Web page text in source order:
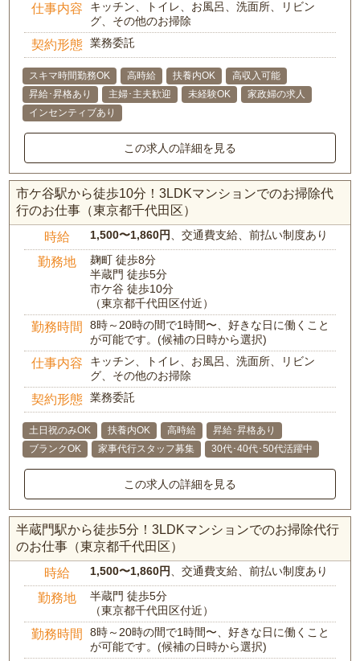
仕事内容
キッチン、トイレ、お風呂、洗面所、リビン
グ、その他のお掃除
契約形態 業務委託
スキマ時間勤務OK 高時給 扶養内OK
高収入可能
昇給･昇格あり
主婦･主夫歓迎 未経験OK
家政婦の求人
インセンティブあり
この求人の詳細を見る
市ケ谷駅から徒歩10分！3LDKマンションでのお掃除代
行のお仕事（東京都千代田区）
時給 1,500〜1,860円、交通費支給、前払い制度あり
勤務地
麹町 徒歩8分
半蔵門 徒歩5分
市ケ谷 徒歩10分
（東京都千代田区付近）
勤務時間
8時～20時の間で1時間〜、好きな日に働くこと
が可能です。(候補の日時から選択)
仕事内容
キッチン、トイレ、お風呂、洗面所、リビン
グ、その他のお掃除
契約形態 業務委託
土日祝のみOK 扶養内OK 高時給
昇給･昇格あり
ブランクOK
家事代行スタッフ募集 30代･40代･50代活躍中
この求人の詳細を見る
半蔵門駅から徒歩5分！3LDKマンションでのお掃除代行
のお仕事（東京都千代田区）
時給 1,500〜1,860円、交通費支給、前払い制度あり
勤務地
半蔵門 徒歩5分
（東京都千代田区付近）
勤務時間
8時～20時の間で1時間〜、好きな日に働くこと
が可能です。(候補の日時から選択)